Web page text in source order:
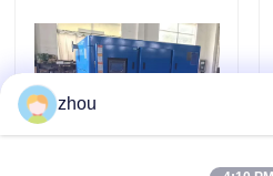
Nouvelles
Cas
Demandez une citation
zhou